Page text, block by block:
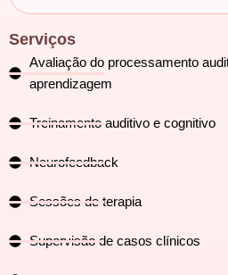
Serviços
Avaliação do processamento
aprendizagem
Treinamento auditivo e cognitivo
Neurofeedback
Sessões de terapia
Supervisão de casos clínicos